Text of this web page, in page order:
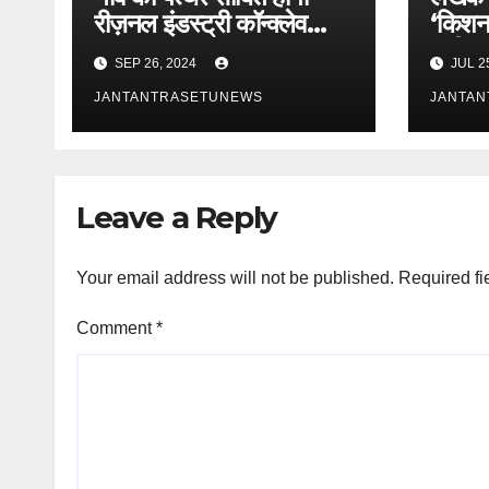
रीज़नल इंडस्ट्री कॉन्क्लेव
सागरSEP 26, 2024
JANTANTRASETUNEWS
समीक्षा
JUL
Leave a Reply
Your email address will not be published. Required
Comment*